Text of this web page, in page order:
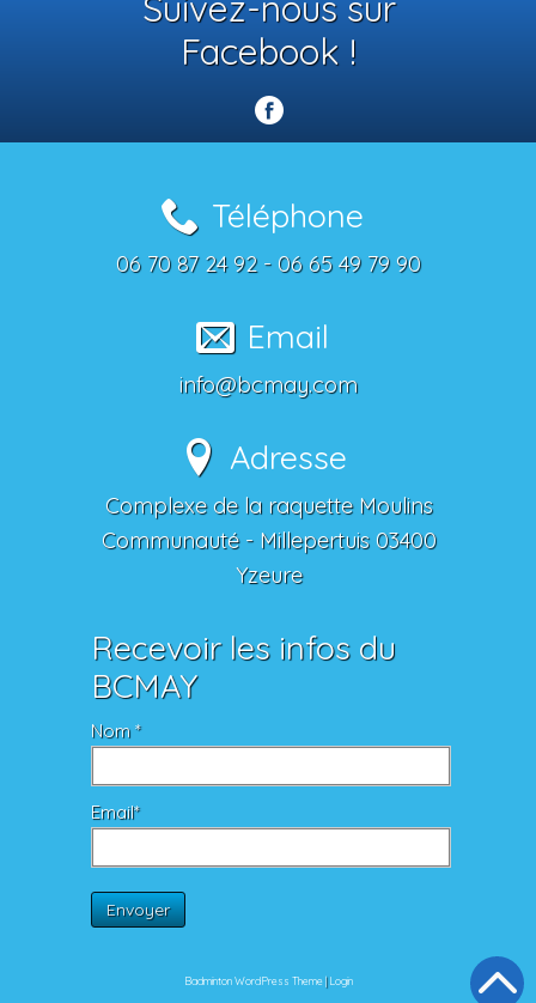
Facebook !
Téléphone
06 70 87 24 92 - 06 65 49 79 90
Email
info@bcmay.com
Adresse
Complexe de la raquette Moulins
Communauté - Millepertuis 03400
Yzeure
Recevoir les infos du
BCMAY
Nom *
Email*
Envoyer
Badminton WordPress Theme|Login